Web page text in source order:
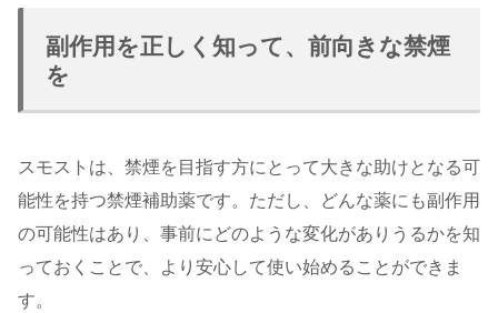
副作用を正しく知って、前向きな禁煙
を
スモストは、禁煙を目指す方にとって大きな助けとなる可
能性を持つ禁煙補助薬です。ただし、どんな薬にも副作用
の可能性はあり、事前にどのような変化がありうるかを知
っておくことで、より安心して使い始めることができま
す。